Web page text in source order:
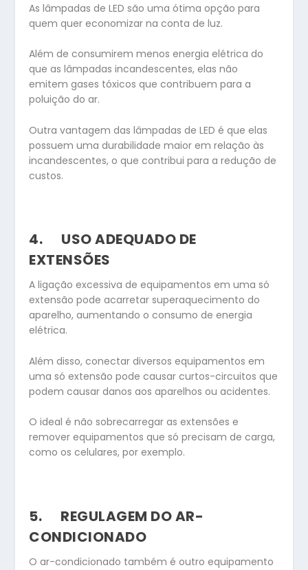
As lâmpadas de LED são uma ótima opção para
quem quer economizar na conta de luz.
Além de consumirem menos energia elétrica do
que as lâmpadas incandescentes, elas não
emitem gases tóxicos que contribuem para a
poluição do ar.
Outra vantagem das lâmpadas de LED é que elas
possuem uma durabilidade maior em relação às
incandescentes, o que contribui para a redução de
custos.
4. USO ADEQUADO DE
EXTENSÕES
A ligação excessiva de equipamentos em uma só
extensão pode acarretar superaquecimento do
aparelho, aumentando o consumo de energia
elétrica.
Além disso, conectar diversos equipamentos em
uma só extensão pode causar curtos-circuitos que
podem causar danos aos aparelhos ou acidentes.
O ideal é não sobrecarregar as extensões e
remover equipamentos que só precisam de carga,
como os celulares, por exemplo.
5. REGULAGEM DO AR-
CONDICIONADO
O ar-condicionado também é outro equipamento